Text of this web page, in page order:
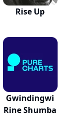
Rise Up
Gwindingwi
Rine Shumba